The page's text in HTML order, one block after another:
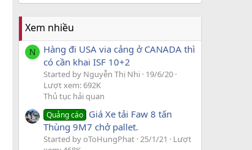
Xem nhiều
N
Hàng đi USA via cảng ở CANADA thì
có cần khai ISF 10+2
Started by Nguyễn Thị Nhi 19/6/20
Lượt xem: 692K
Thủ tục hải quan
Quảng cáo Giá Xe tải Faw 8 tấn
Thùng 9M7 chở pallet.
Started by oToHungPhat 25/1/21
Lượt